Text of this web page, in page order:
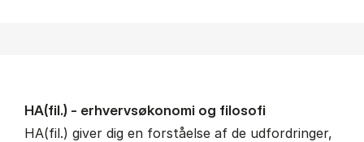
HA(fil.) - erhvervs­økonomi og fi­lo­so­fi
HA(fil.) giver dig en forståelse af de udfordringer,